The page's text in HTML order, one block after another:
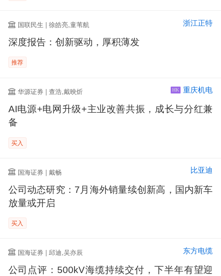
国联民生 | 徐皓亮,童苇航 浙江正特
深度报告：创新驱动，厚积薄发
推荐
华源证券 | 查浩,戴映炘 HK 重庆机电
AI电源+电网升级+主业改善共振，成长与分红兼
备
买入
国海证券 | 戴畅 比亚迪
公司动态研究：7月海外销量续创新高，国内新车
放量或开启
买入
国海证券 | 邱迪,吴亦辰 东方电缆
公司点评：500kV海缆持续交付，下半年有望迎